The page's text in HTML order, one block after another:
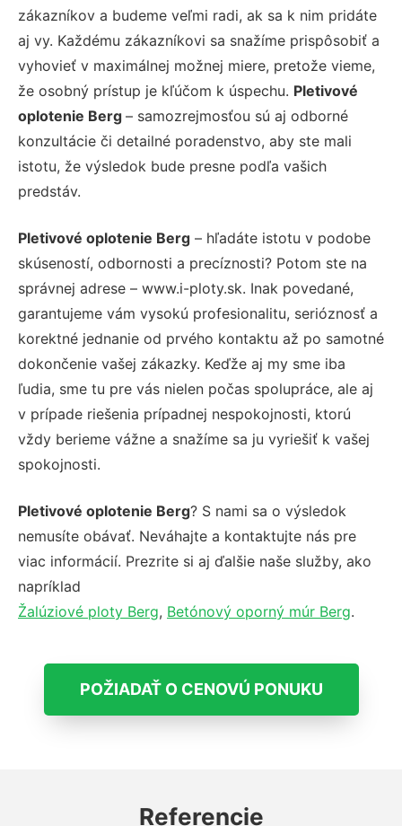
zákazníkov a budeme veľmi radi, ak sa k nim pridáte
aj vy. Každému zákazníkovi sa snažíme prispôsobiť a
vyhovieť v maximálnej možnej miere, pretože vieme,
že osobný prístup je kľúčom k úspechu. Pletivové
oplotenie Berg – samozrejmosťou sú aj odborné
konzultácie či detailné poradenstvo, aby ste mali
istotu, že výsledok bude presne podľa vašich
predstáv.
Pletivové oplotenie Berg – hľadáte istotu v podobe
skúseností, odbornosti a precíznosti? Potom ste na
správnej adrese – www.i-ploty.sk. Inak povedané,
garantujeme vám vysokú profesionalitu, serióznosť a
korektné jednanie od prvého kontaktu až po samotné
dokončenie vašej zákazky. Keďže aj my sme iba
ľudia, sme tu pre vás nielen počas spolupráce, ale aj
v prípade riešenia prípadnej nespokojnosti, ktorú
vždy berieme vážne a snažíme sa ju vyriešiť k vašej
spokojnosti.
Pletivové oplotenie Berg? S nami sa o výsledok
nemusíte obávať. Neváhajte a kontaktujte nás pre
viac informácií. Prezrite si aj ďalšie naše služby, ako
napríklad
Žalúziové ploty Berg, Betónový oporný múr Berg.
POŽIADAŤ O CENOVÚ PONUKU
Referencie